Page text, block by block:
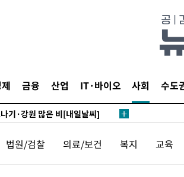
금융 산업 IT·바이오 사회 수도
사고방식 매달리지 말고 과감히
…북쪽 인바운드·남쪽 아웃바
의성 관할 4개 면 특별재난지역
기·강원 많은 비[내일날씨]
르바이잔 투란VC 입단
니…한국 축구 '5승 2무'
법원/검찰 의료/보건 복지 교육